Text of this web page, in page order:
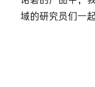
域的研究员们一